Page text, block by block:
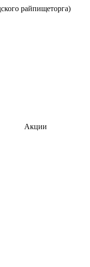
райпищеторга)
Акции